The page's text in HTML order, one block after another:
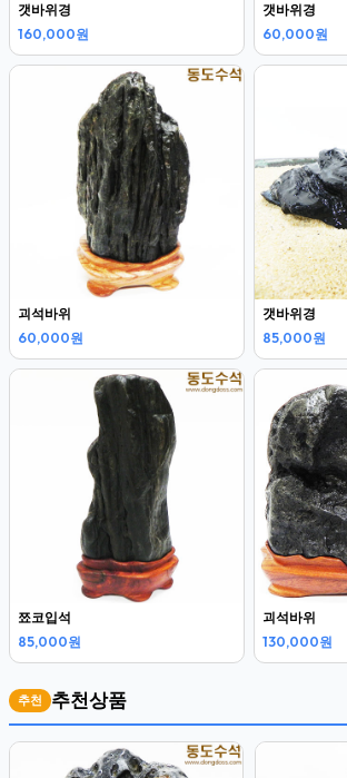
갯바위경
160,000원
갯바위경
60,000원
괴석바위
60,000원
갯바위경
85,000원
쬬코입석
85,000원
괴석바위
130,000원
추천 추천상품